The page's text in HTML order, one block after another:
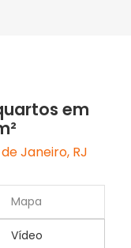
em
Janeiro, RJ
Mapa
Vídeo